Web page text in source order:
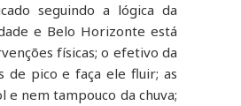
seguindo a lógica da
e Belo Horizonte está
físicas; o efetivo da
de pico e faça ele fluir; as
e nem tampouco da chuva;